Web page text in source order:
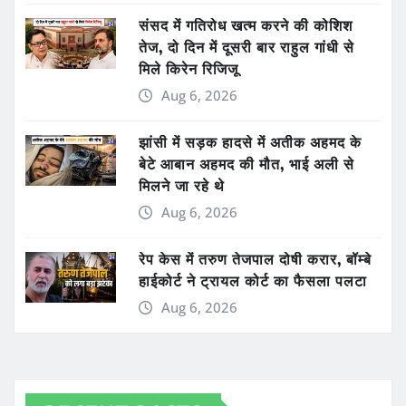
संसद में गतिरोध खत्म करने की कोशिश
तेज, दो दिन में दूसरी बार राहुल गांधी से
मिले किरेन रिजिजू
Aug 6, 2026
झांसी में सड़क हादसे में अतीक अहमद के
बेटे आबान अहमद की मौत, भाई अली से
मिलने जा रहे थे
Aug 6, 2026
रेप केस में तरुण तेजपाल दोषी करार, बॉम्बे
हाईकोर्ट ने ट्रायल कोर्ट का फैसला पलटा
Aug 6, 2026